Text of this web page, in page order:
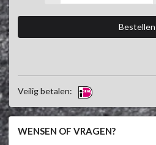
Veilig betalen:
WENSEN OF VRAGEN?